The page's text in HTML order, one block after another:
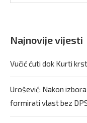
Najnovije vijesti
Vučić ćuti dok Kurti
Urošević: Nakon
formirati vlast bez